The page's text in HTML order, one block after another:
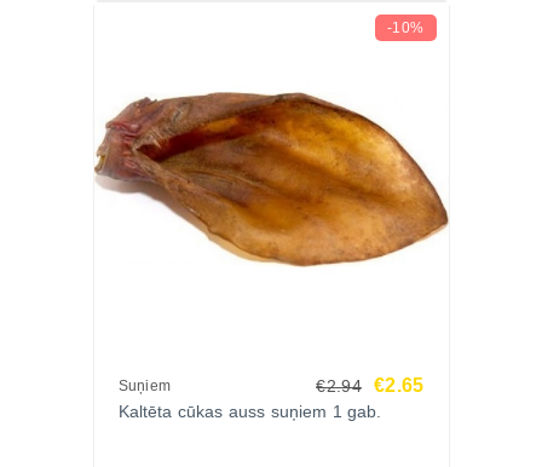
dabīgo sastāvu, izteikto aromātu un labo ēdamību.
Daudziem suņiem tie ir vieni no iecienītākajiem
ikdienas kārumiem.
-10%
Suņiem €2.94 €2.65
Kaltēta cūkas auss suņiem 1 gab.